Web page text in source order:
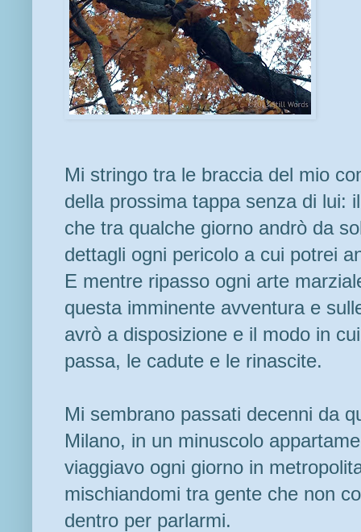
Mi stringo tra le braccia del mio
della prossima tappa senza di lui:
che tra qualche giorno andrò da
dettagli ogni pericolo a cui potrei
E mentre ripasso ogni arte
questa imminente avventura e
avrò a disposizione e il modo in
passa, le cadute e le rinascite.
Mi sembrano passati decenni da
Milano, in un minuscolo
viaggiavo ogni giorno in
mischiandomi tra gente che non
dentro per parlarmi.